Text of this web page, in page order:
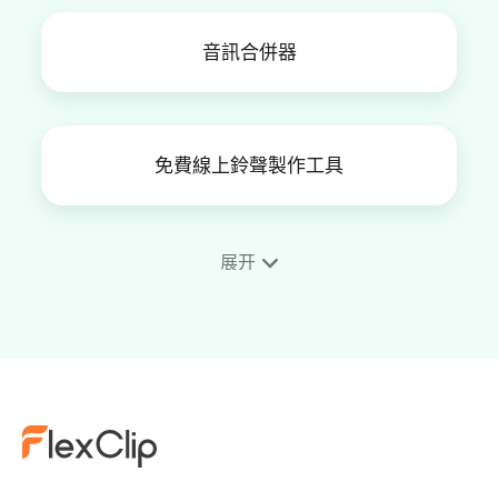
音訊合併器
免費線上鈴聲製作工具
展开